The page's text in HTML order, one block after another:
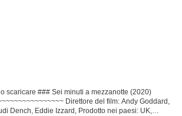
scaricare ### Sei minuti a mezzanotte (2020)
Direttore del film: Andy Goddard,
Dench, Eddie Izzard, Prodotto nei paesi: UK,